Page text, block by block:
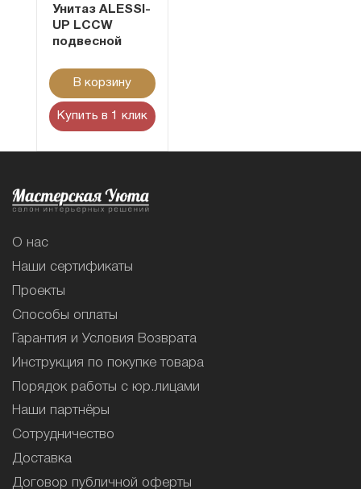
Унитаз ALESSI-
UP LCCW
подвесной
В корзину
Купить в 1 клик
О нас
Наши сертификаты
Проекты
Способы оплаты
Гарантия и Условия Возврата
Инструкция по покупке товара
Порядок работы с юр.лицами
Наши партнёры
Сотрудничество
Доставка
Договор публичной оферты